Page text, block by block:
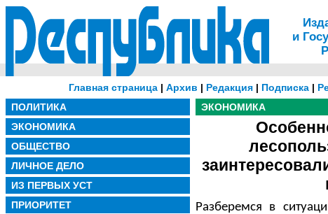
и
Главная страница | Архив | Редакция | Подписка |
ПОЛИТИКА
ЭКОНОМИКА
ОБЩЕСТВО
ЛИЧНОЕ ДЕЛО
ИЗ ПЕРВЫХ УСТ
ПРИОРИТЕТ
ЭКОНОМИКА
Разберемся в